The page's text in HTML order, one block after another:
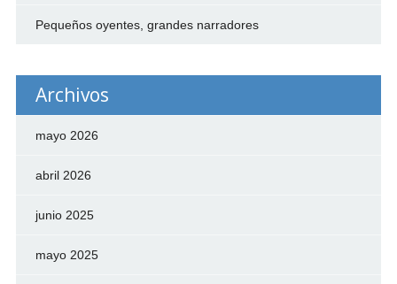
Pequeños oyentes, grandes narradores
Archivos
mayo 2026
abril 2026
junio 2025
mayo 2025